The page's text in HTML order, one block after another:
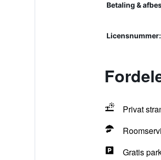
Betaling &
Privat
Gratis